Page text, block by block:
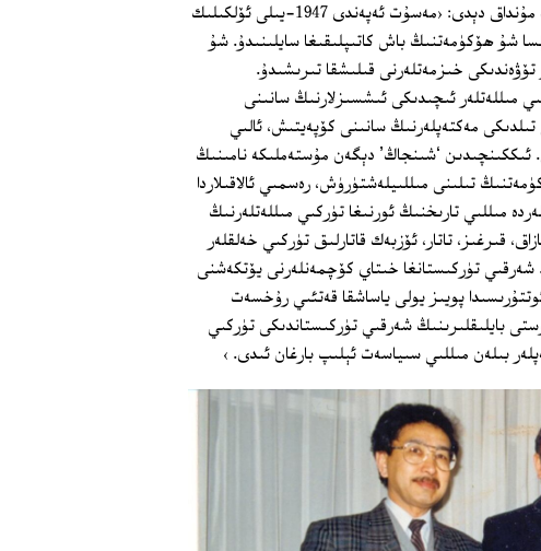
رەئىسى ئەركىن ئالىپتېكىن بۇ توغرىلىق مەلۇمات بېرىپ مۇنداق دېدى: ‹مەسۇت ئەپەندى 1947-يىلى ئۆلكىلىك
شۇ ھۆكۈمەتنىڭ باش كاتىپلىقىغا سايلىنىدۇ. شۇ
خىزمەتلەرنى قىلىشقا تىرىشىدۇ.
مىللەتلەر ئىچىدىكى ئىشسىزلارنىڭ سانىنى
مەكتەپلەرنىڭ سانىنى كۆپەيتىش، ئالىي
‘شىنجاڭ’ دېگەن مۇستەملىكە نامىنىڭ
تىلىنى مىللىيلەشتۈرۈش، رەسمىي ئالاقىلاردا
مىللىي تارىخنىڭ ئورنىغا تۈركىي مىللەتلەرنىڭ
قىرغىز، تاتار، ئۆزبەك قاتارلىق تۈركىي خەلقلەر
تۈركىستانغا خىتاي كۆچمەنلەرنى يۆتكەشنى
پويىز يولى ياساشقا قەتئىي رۇخسەت
بايلىقلىرىنىڭ شەرقىي تۈركىستاندىكى تۈركىي
بىلەن مىللىي سىياسەت ئېلىپ بارغان ئىدى. ›